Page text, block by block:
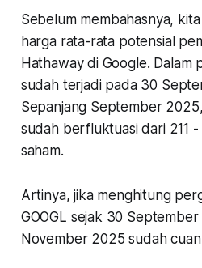
Sebelum membahasnya,
harga rata-rata potensial
Hathaway di Google. Dalam
sudah terjadi pada 30
Sepanjang September
sudah berfluktuasi dari 211
saham.
Artinya, jika menghitung
GOOGL sejak 30
November 2025 sudah